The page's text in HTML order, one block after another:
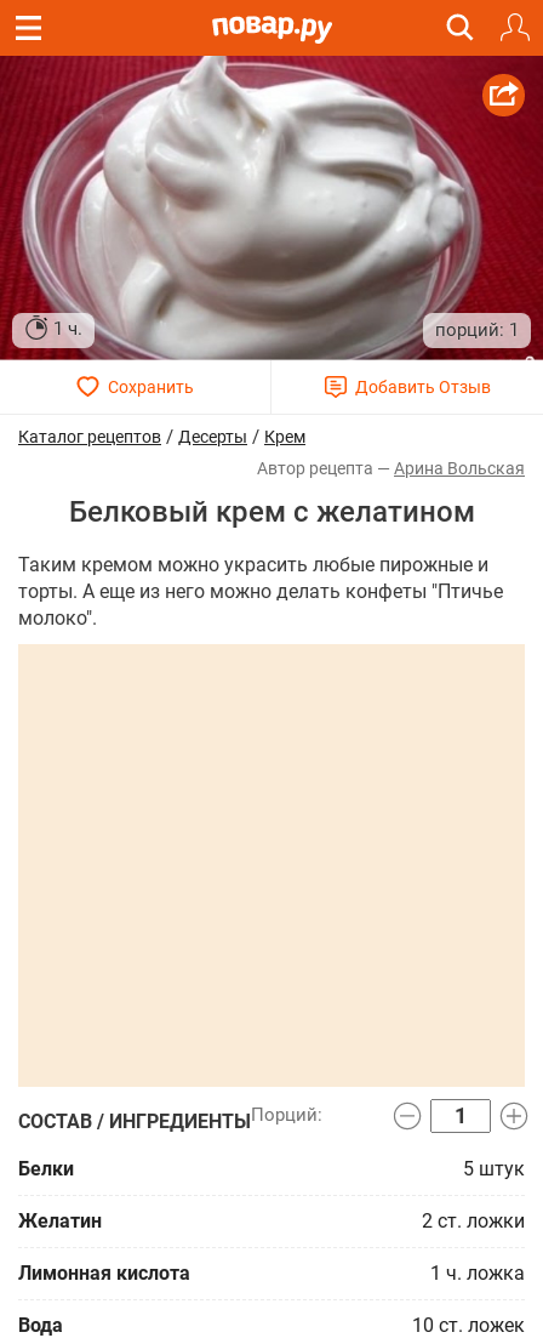
1 ч. 1
Каталог рецептов / Десерты / Крем
Арина Вольская
Белковый крем с желатином
Таким кремом можно украсить любые пирожные и
торты. А еще из него можно делать конфеты "Птичье
молоко".
СОСТАВ / ИНГРЕДИЕНТЫ
Белки 5 штук
Желатин 2 ст. ложки
Лимонная кислота 1 ч. ложка
Вода 10 ст. ложек